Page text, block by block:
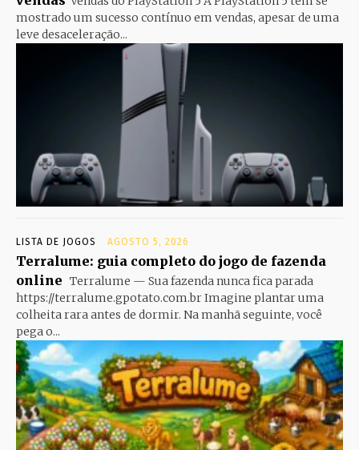
mostrado um sucesso contínuo em vendas, apesar de uma
leve desaceleração...
LISTA DE JOGOS AGOSTO 5, 2026
Terralume: guia completo do jogo de fazenda
online Terralume — Sua fazenda nunca fica parada
https://terralume.gpotato.com.br Imagine plantar uma
colheita rara antes de dormir. Na manhã seguinte, você
pega o...